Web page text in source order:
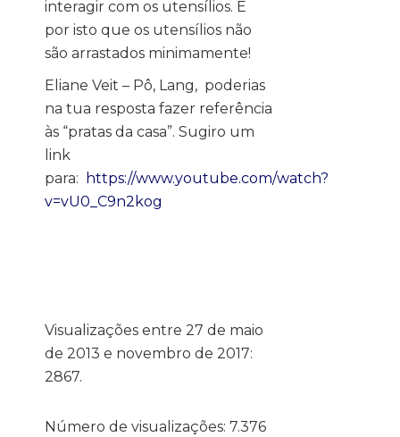
interagir com os utensílios. É
por isto que os utensílios não
são arrastados minimamente!
Eliane Veit – Pô, Lang, poderias
na tua resposta fazer referência
às “pratas da casa”. Sugiro um
link
para:
https://www.youtube.com/watch?
v=vU0_C9n2kog
Visualizações entre 27 de maio
de 2013 e novembro de 2017:
2867.
Número de visualizações: 7.376